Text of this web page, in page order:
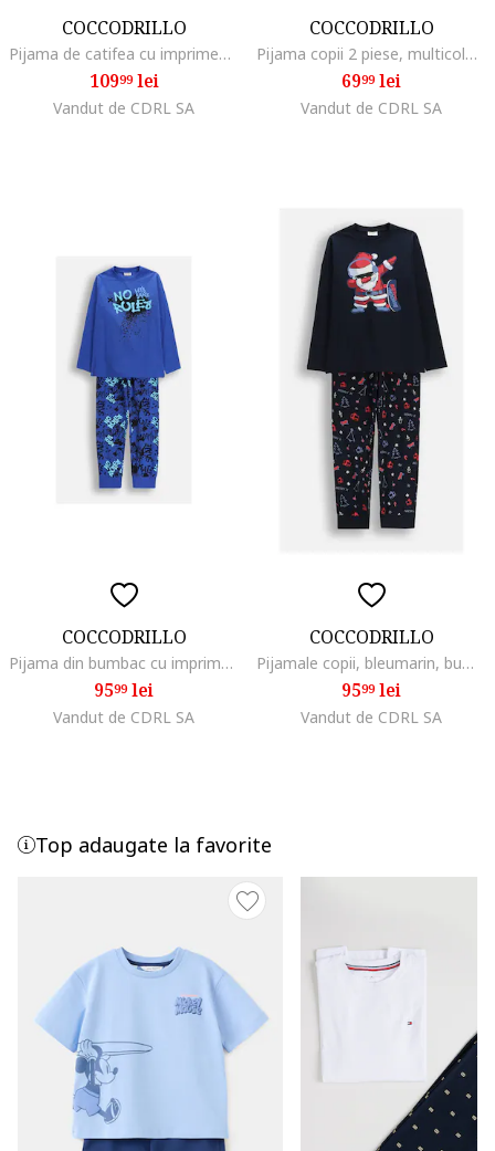
COCCODRILLO
Pijama de catifea cu imprimeu grafic
10999lei
Vandut de CDRL SA
COCCODRILLO
Pijama copii 2 piese, multicolor, Multicolor
6999lei
Vandut de CDRL SA
COCCODRILLO
Pijama din bumbac cu imprimeu cu text
9599lei
Vandut de CDRL SA
COCCODRILLO
Pijamale copii, bleumarin, bumbac, motiv de sarbatori
9599lei
Vandut de CDRL SA
Top adaugate la favorite